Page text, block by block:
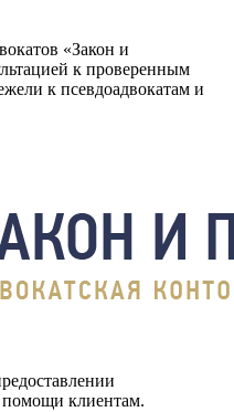
«Закон и
к проверенным
к псевдоадвокатам и
клиентам.